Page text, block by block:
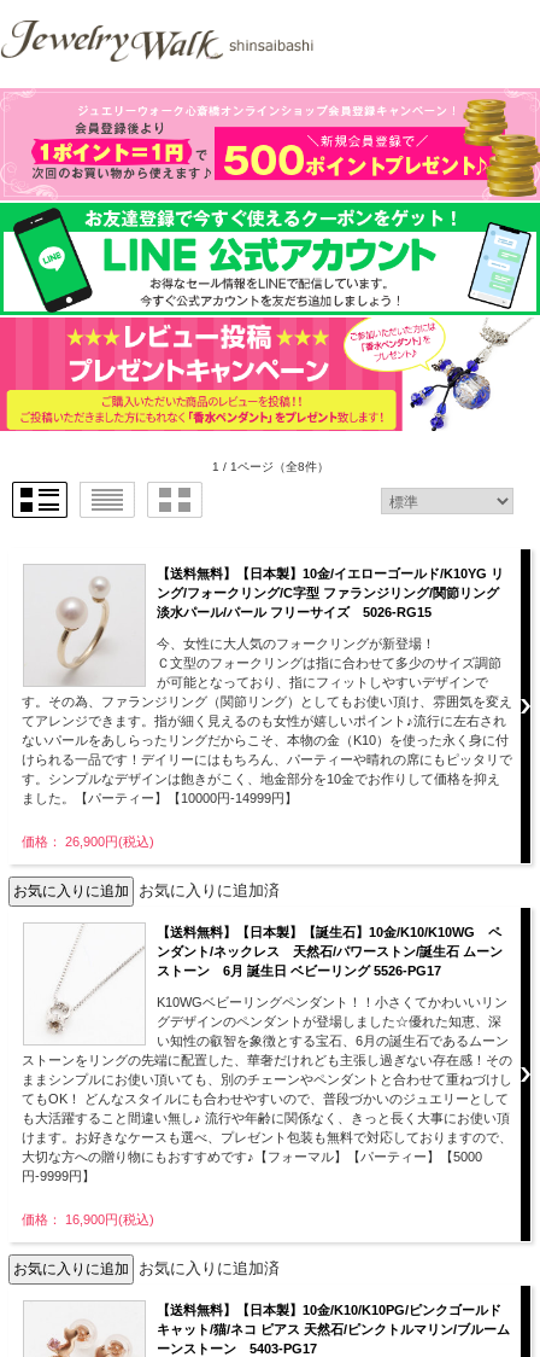
1 / 1ページ （全8件）
【送料無料】【日本製】10金/イエローゴールド/K10YG リ
ング/フォークリング/C字型 ファランジリング/関節リング
淡水パール/パール フリーサイズ 5026-RG15
今、女性に大人気のフォークリングが新登場！
Ｃ文型のフォークリングは指に合わせて多少のサイズ調節
が可能となっており、指にフィットしやすいデザインで
す。その為、ファランジリング（関節リング）としてもお使い頂け、雰囲気を変え
てアレンジできます。指が細く見えるのも女性が嬉しいポイント♪流行に左右され
ないパールをあしらったリングだからこそ、本物の金（K10）を使った永く身に付
けられる一品です！デイリーにはもちろん、パーティーや晴れの席にもピッタリで
す。シンプルなデザインは飽きがこく、地金部分を10金でお作りして価格を抑え
ました。【パーティー】【10000円-14999円】
価格： 26,900円(税込)
お気に入りに追加済
【送料無料】【日本製】【誕生石】10金/K10/K10WG ペ
ンダント/ネックレス 天然石/パワーストン/誕生石 ムーン
ストーン 6月 誕生日 ベビーリング 5526-PG17
K10WGベビーリングペンダント！！小さくてかわいいリン
グデザインのペンダントが登場しました☆優れた知恵、深
い知性の叡智を象徴とする宝石、6月の誕生石であるムーン
ストーンをリングの先端に配置した、華奢だけれども主張し過ぎない存在感！その
ままシンプルにお使い頂いても、別のチェーンやペンダントと合わせて重ねづけし
てもOK！ どんなスタイルにも合わせやすいので、普段づかいのジュエリーとして
も大活躍すること間違い無し♪ 流行や年齢に関係なく、きっと長く大事にお使い頂
けます。お好きなケースも選べ、プレゼント包装も無料で対応しておりますので、
大切な方への贈り物にもおすすめです♪【フォーマル】【パーティー】【5000
円-9999円】
価格： 16,900円(税込)
お気に入りに追加済
【送料無料】【日本製】10金/K10/K10PG/ピンクゴールド
キャット/猫/ネコ ピアス 天然石/ピンクトルマリン/ブルーム
ーンストーン 5403-PG17